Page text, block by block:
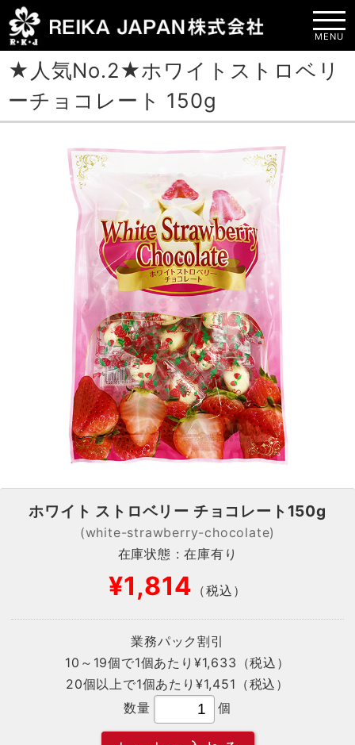
MENU
★人気No.2★ホワイトストロベリ
ーチョコレート 150g
ホワイト ストロベリー チョコレート150g
(white-strawberry-chocolate)
在庫状態 : 在庫有り
¥1,814 （税込）
業務パック割引
10～19個で1個あたり ¥1,633 （税込）
20個以上で1個あたり ¥1,451 （税込）
数量
個